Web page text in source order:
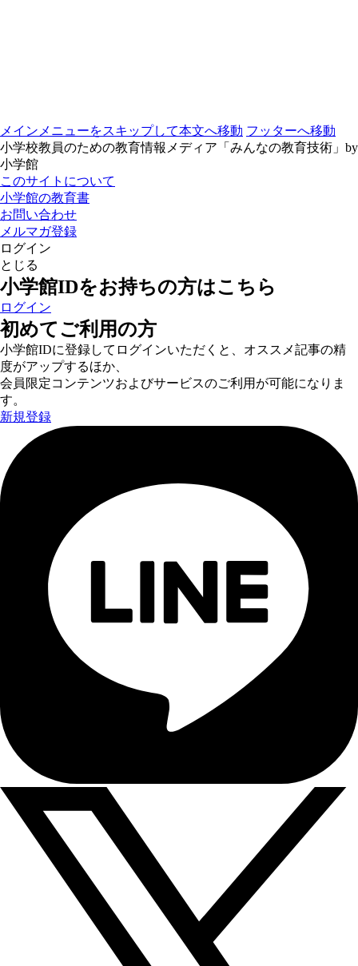
メインメニューをスキップして本文へ移動 フッターへ移動
小学校教員のための教育情報メディア「みんなの教育技術」by
小学館
このサイトについて
小学館の教育書
お問い合わせ
メルマガ登録
ログイン
とじる
小学館IDをお持ちの方はこちら
ログイン
初めてご利用の方
小学館IDに登録してログインいただくと、オススメ記事の精
度がアップするほか、
会員限定コンテンツおよびサービスのご利用が可能になりま
す。
新規登録